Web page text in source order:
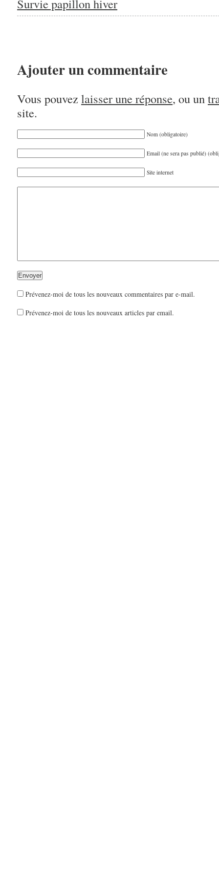
Survie papillon hiver
Ajouter un commentaire
Vous pouvez laisser une réponse, ou un
site.
Nom (obligatoire)
Email (ne sera pas publié)
Site internet
Prévenez-moi de tous les nouveaux commentaires par e-mail.
Prévenez-moi de tous les nouveaux articles par email.